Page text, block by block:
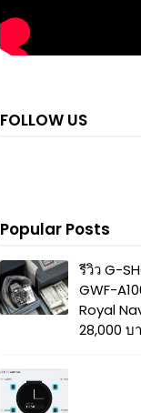
FOLLOW US
Popular Posts
รีวิว G-
GWF-
Royal
28,000 บ